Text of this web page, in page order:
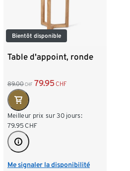
Bientôt disponible
Table d'appoint, ronde
89.00 CHF 79.95CHF
Meilleur prix sur 30 jours:
79.95 CHF
Me signaler la disponibilité